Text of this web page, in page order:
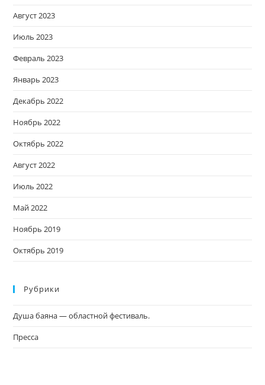
Август 2023
Июль 2023
Февраль 2023
Январь 2023
Декабрь 2022
Ноябрь 2022
Октябрь 2022
Август 2022
Июль 2022
Май 2022
Ноябрь 2019
Октябрь 2019
Рубрики
Душа баяна — областной фестиваль.
Пресса